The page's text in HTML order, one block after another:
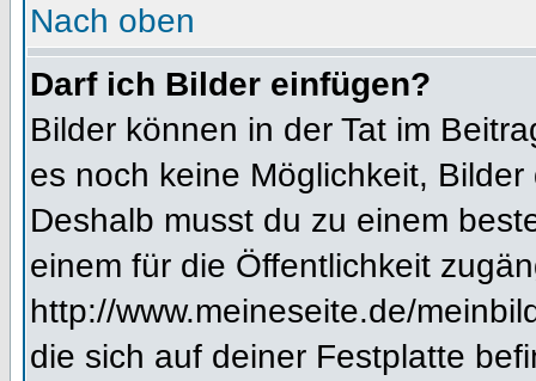
Nach oben
Darf ich Bilder einfügen?
Bilder können in der Tat im
es noch keine Möglichkeit,
Deshalb musst du zu einem
einem für die Öffentlichkeit
http://www.meineseite.de/
die sich auf deiner Festplatte